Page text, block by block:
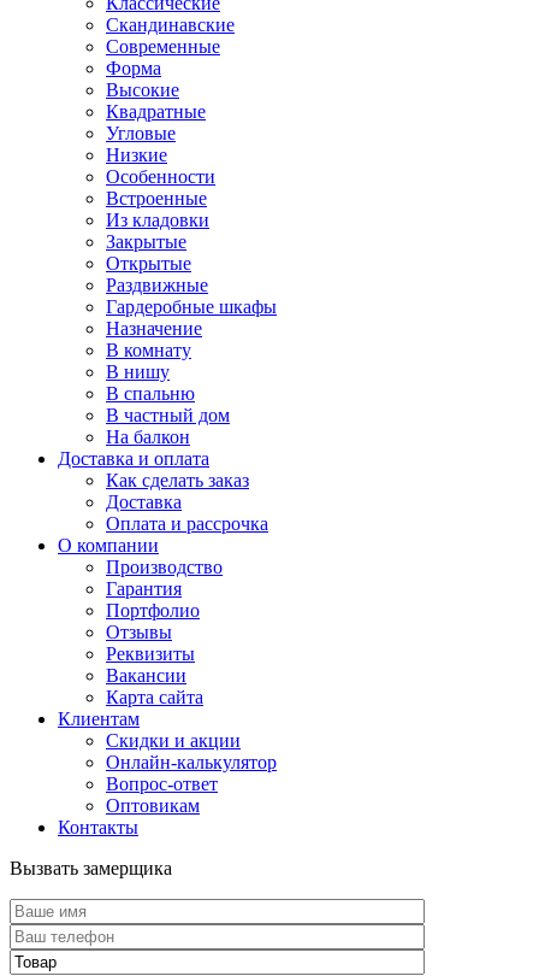
Скандинавские
Современные
Форма
Высокие
Квадратные
Угловые
Низкие
Особенности
Встроенные
Из кладовки
Закрытые
Открытые
Раздвижные
Гардеробные шкафы
Назначение
В комнату
В нишу
В спальню
В частный дом
На балкон
Доставка и оплата
Как сделать заказ
Доставка
Оплата и рассрочка
О компании
Производство
Гарантия
Портфолио
Отзывы
Реквизиты
Вакансии
Карта сайта
Клиентам
Скидки и акции
Онлайн-калькулятор
Вопрос-ответ
Оптовикам
Контакты
Вызвать замерщика